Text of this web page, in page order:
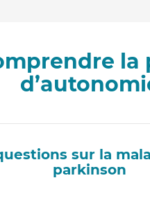
la
sur la
parkinson